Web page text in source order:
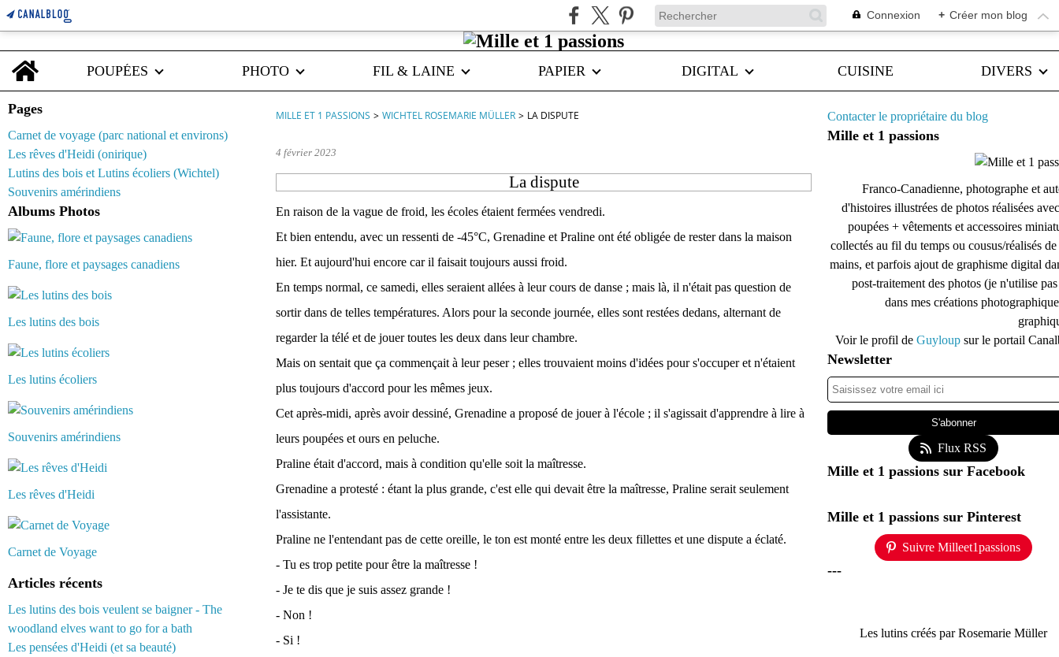
Connexion + Créer mon blog
Home
POUPÉES
PHOTO FIL & LAINE PAPIER DIGITAL CUISINE DIVERS
Pages
Carnet de voyage (parc national et environs)
Les rêves d'Heidi (onirique)
Lutins des bois et Lutins écoliers (Wichtel)
Souvenirs amérindiens
Albums Photos
Faune, flore et paysages canadiens
Les lutins des bois
Les lutins écoliers
Souvenirs amérindiens
Les rêves d'Heidi
Carnet de Voyage
Articles récents
Les lutins des bois veulent se baigner - The
woodland elves want to go for a bath
Les pensées d'Heidi (et sa beauté)
MILLE ET 1 PASSIONS > WICHTEL ROSEMARIE MÜLLER > LA DISPUTE
4 février 2023
La dispute
En raison de la vague de froid, les écoles étaient fermées vendredi.
Et bien entendu, avec un ressenti de -45°C, Grenadine et Praline ont été obligée de rester dans la maison
hier. Et aujourd'hui encore car il faisait toujours aussi froid.
En temps normal, ce samedi, elles seraient allées à leur cours de danse ; mais là, il n'était pas question de
sortir dans de telles températures. Alors pour la seconde journée, elles sont restées dedans, alternant de
regarder la télé et de jouer toutes les deux dans leur chambre.
Mais on sentait que ça commençait à leur peser ; elles trouvaient moins d'idées pour s'occuper et n'étaient
plus toujours d'accord pour les mêmes jeux.
Cet après-midi, après avoir dessiné, Grenadine a proposé de jouer à l'école ; il s'agissait d'apprendre à lire à
leurs poupées et ours en peluche.
Praline était d'accord, mais à condition qu'elle soit la maîtresse.
Grenadine a protesté : étant la plus grande, c'est elle qui devait être la maîtresse, Praline serait seulement
l'assistante.
Praline ne l'entendant pas de cette oreille, le ton est monté entre les deux fillettes et une dispute a éclaté.
- Tu es trop petite pour être la maîtresse !
- Je te dis que je suis assez grande !
- Non !
- Si !
Contacter le propriétaire du blog
Mille et 1 passions
Franco-Canadienne, photographe et
d'histoires illustrées de photos réalisées
poupées + vêtements et accessoires
collectés au fil du temps ou cousus/réalisés de
mains, et parfois ajout de graphisme digital
post-traitement des photos (je n'utilise
dans mes créations
Voir le profil de Guyloup sur le portail
Newsletter
Flux RSS
Mille et 1 passions sur Facebook
Mille et 1 passions sur Pinterest
Suivre Milleet1passions
---
Les lutins créés par Rosemarie Müller